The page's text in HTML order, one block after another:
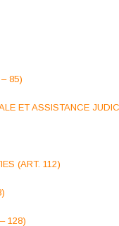
85)
ET ASSISTANCE
(ART. 112)
128)